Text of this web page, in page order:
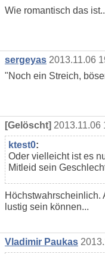
Wie romantisch das
sergeyas 2013.11.06
"Noch ein Streich,
[Gelöscht] 2013.11.06
ktest0:
Oder vielleicht ist es
Mitleid sein
Höchstwahrscheinlich.
lustig sein können...
Vladimir Paukas